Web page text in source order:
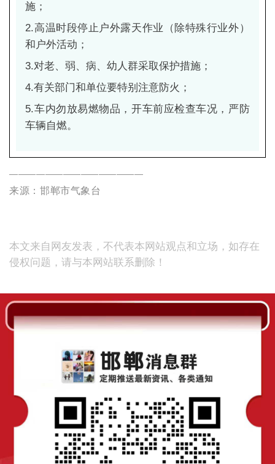
施；
2.高温时段停止户外露天作业（除特殊行业外）
和户外活动；
3.对老、弱、病、幼人群采取保护措施；
4.有关部门和单位要特别注意防火；
5.车内勿放易燃物品，开车前应检查车况，严防
车辆自燃。
———————————————
来源：邯郸市气象台
本文来自网友发表，不代表本网站观点和立场，如存在
侵权问题，请与本网站联系删除！